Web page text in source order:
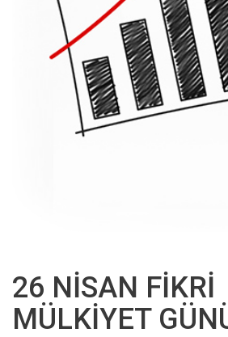
26 NİSAN FİKRİ
MÜLKİYET